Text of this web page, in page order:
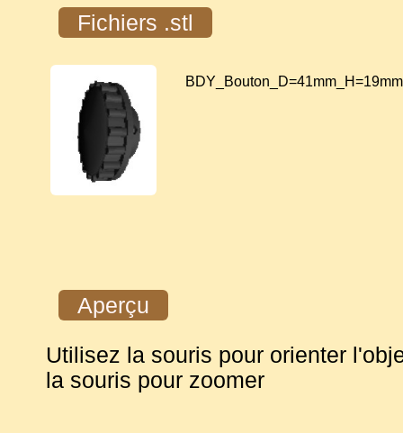
Fichiers .stl
Aperçu
Utilisez la souris pour orienter
la souris pour zoomer